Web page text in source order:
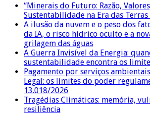
“Minerais do Futuro: Razão,
Sustentabilidade na Era das Terras
A ilusão da nuvem e o peso dos
da IA, o risco hídrico oculto e a
grilagem das águas
A Guerra Invisível da Energia:
sustentabilidade encontra os
Pagamento por serviços ambientais
Legal: os limites do poder
13.018/2026
Tragédias Climáticas: memória,
resiliência